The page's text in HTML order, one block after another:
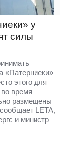
у
силы
«Патерниеки»
этого для
во время
размещены
LETA,
и министр